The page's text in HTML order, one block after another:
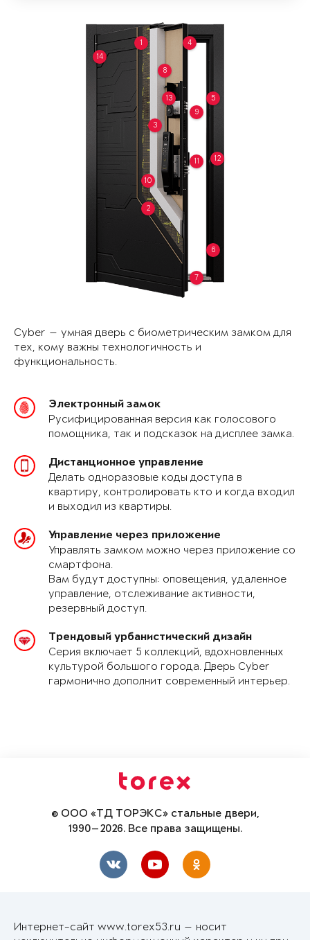
1
2
3
4
5
6
7
8
9
10
11 12
13
14
Cyber — умная дверь с биометрическим замком для
тех, кому важны технологичность и
функциональность.
Электронный замок
Русифицированная версия как голосового
помощника, так и подсказок на дисплее замка.
Дистанционное управление
Делать одноразовые коды доступа в
квартиру, контролировать кто и когда входил
и выходил из квартиры.
Управление через приложение
Управлять замком можно через приложение со
смартфона.
Вам будут доступны: оповещения, удаленное
управление, отслеживание активности,
резервный доступ.
Трендовый урбанистический дизайн
Серия включает 5 коллекций, вдохновленных
культурой большого города. Дверь Cyber
гармонично дополнит современный интерьер.
© ООО «ТД ТОРЭКС» стальные двери,
1990—2026. Все права защищены.
Интернет-сайт www.torex53.ru — носит